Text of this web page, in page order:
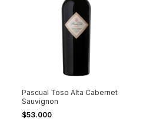
Pascual Toso Alta Cabernet
Sauvignon
$53.000